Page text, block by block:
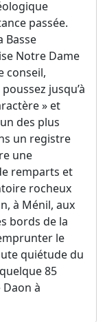
passée.
Basse
Notre Dame
conseil,
jusqu’à
» et
des plus
un registre
une
remparts et
rocheux
à Ménil, aux
bords de la
le
quiétude du
85
à